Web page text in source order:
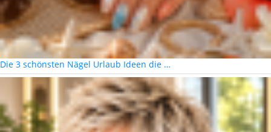
Die 3 schönsten Nägel Urlaub Ideen die …